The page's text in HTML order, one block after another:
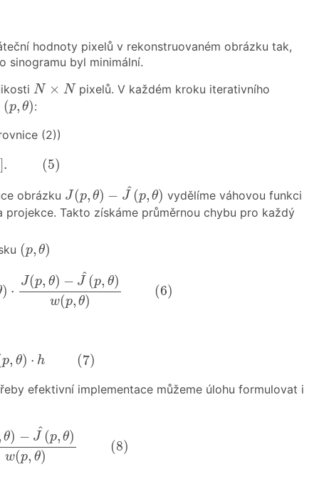
hodnoty pixelů v rekonstruovaném obrázku tak,
sinogramu byl minimální.
N × N
N×N
pixelů. V každém kroku iterativního
(p, θ)
(p ,θ):
(2))
]. (5)
. (5)
obrázku J(p, θ) − ^
J (p, θ)
J(p θ) ^( p )
vydělíme váhovou funkci
projekce. Takto získáme průměrnou chybu pro každý
(p, θ)
(p θ)
) ⋅
J(p, θ) − ^
J (p, θ)
w(p, θ)
(6)
p,θ −J p, θ w(
p, θ) ⋅ h (7)
,θ )⋅h 7)
efektivní implementace můžeme úlohu formulovat i
θ) − ^
J (p, θ)
w(p, θ)
(8)
^( )w ,θ